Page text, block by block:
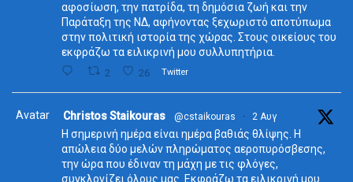
αφοσίωση, την πατρίδα, τη δημόσια ζωή και την
Παράταξη της ΝΔ, αφήνοντας ξεχωριστό αποτύπωμα
στην πολιτική ιστορία της χώρας. Στους οικείους του
εκφράζω τα ειλικρινή μου συλλυπητήρια.
2 26 Twitter
Avatar Christos Staikouras @cstaikouras · 2 Αυγ
Η σημερινή ημέρα είναι ημέρα βαθιάς θλίψης. Η
απώλεια δύο μελών πληρώματος αεροπυρόσβεσης,
την ώρα που έδιναν τη μάχη με τις φλόγες,
συγκλονίζει όλους μας. Εκφράζω τα ειλικρινή μου